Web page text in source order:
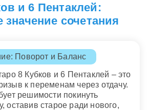
и 6 Пентаклей:
значение сочетания
Поворот и Баланс
8 Кубков и 6 Пентаклей – это
к переменам через отдачу.
решимости покинуть
оставив старое ради нового,